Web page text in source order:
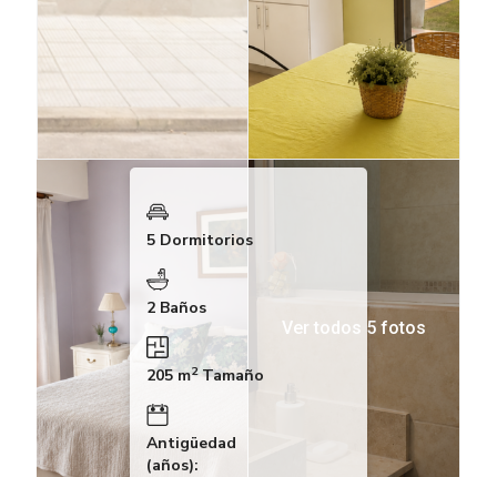
Ver todos 5 fotos
5 Dormitorios
2 Baños
205 m2Tamaño
Antigüedad
(años):